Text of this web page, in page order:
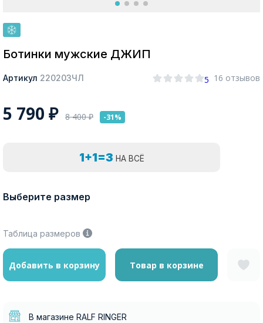
Покупателям
Ботинки мужские ДЖИП
Артикул 220203ЧЛ 5 16 отзывов
5 790 ₽ 8 400₽ -31%
1+1=3 НА ВСЁ
Выберите размер
Таблица размеров
Добавить в корзину Товар в корзине
В магазине RALF RINGER